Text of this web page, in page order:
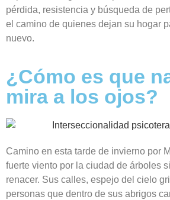
pérdida, resistencia y búsqueda de
el camino de quienes dejan su hogar
nuevo.
¿Cómo es que
mira a los ojos?
Camino en esta tarde de invierno por
fuerte viento por la ciudad de árboles
renacer. Sus calles, espejo del cielo
personas que dentro de sus abrigos